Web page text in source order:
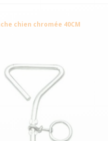
chien chromée 40CM